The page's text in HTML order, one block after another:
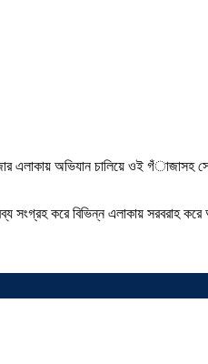
এলাকায় অভিযান চালিয়ে ওই
সংগ্রহ করে বিভিন্ন এলাকায় সরবরাহ